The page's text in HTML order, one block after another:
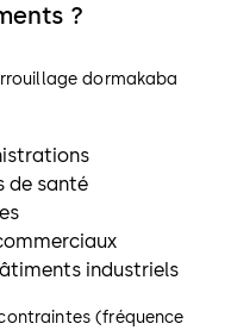
?
dormakaba
de santé
industriels
(fréquence